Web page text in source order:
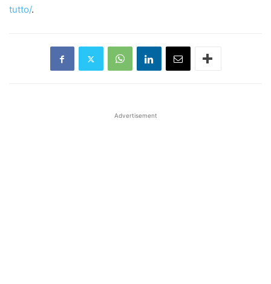
tutto/.
Advertisement